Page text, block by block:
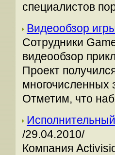
специалистов
Видеообзор
Сотрудники
видеообзор
Проект
многочисленных
Отметим, что
/29.04.2010/
Компания